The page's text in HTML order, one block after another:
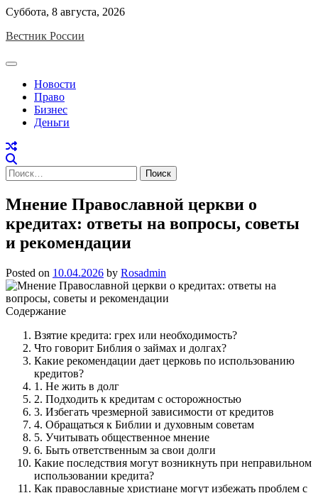
Skip
content
Суббота, 8 августа, 2026
Вестник России
Новости
Право
Бизнес
Деньги
Найти:
Мнение Православной церкви о
кредитах: ответы на вопросы, советы
и рекомендации
Posted on 10.04.2026 by Rosadmin
Содержание
Взятие кредита: грех или необходимость?
Что говорит Библия о займах и долгах?
Какие рекомендации дает церковь по использованию
кредитов?
1. Не жить в долг
2. Подходить к кредитам с осторожностью
3. Избегать чрезмерной зависимости от кредитов
4. Обращаться к Библии и духовным советам
5. Учитывать общественное мнение
6. Быть ответственным за свои долги
Какие последствия могут возникнуть при неправильном
использовании кредита?
Как православные христиане могут избежать проблем с